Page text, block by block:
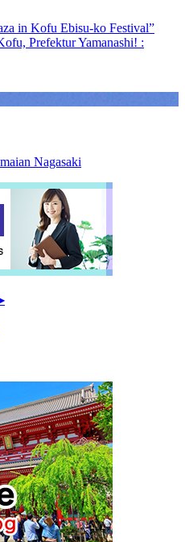
in Kofu Ebisu-ko Festival”
Prefektur Yamanashi! :
Nagasaki